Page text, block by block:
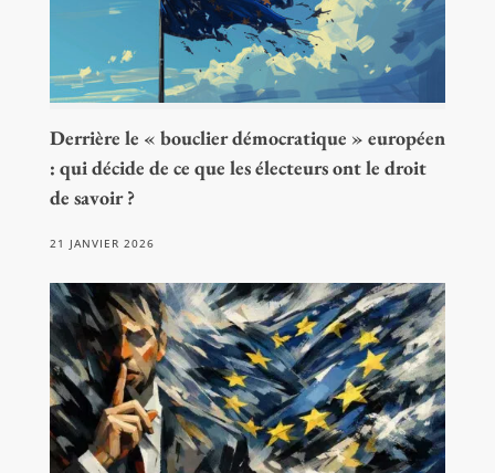
Derrière le « bouclier démocratique » européen
: qui décide de ce que les électeurs ont le droit
de savoir ?
21 JANVIER 2026